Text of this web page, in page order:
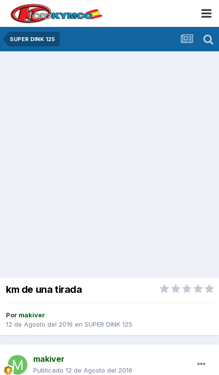
SUPER DINK 125
km de una tirada
Por makiver
12 de Agosto del 2016 en SUPER DINK 125
makiver
Publicado 12 de Agosto del 2016